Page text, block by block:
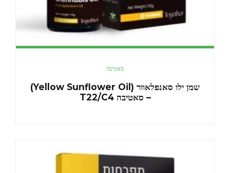
סאטיבה
שמן ילו סאנפלאוור (Yellow Sunflower Oil)
– סאטיבה T22/C4